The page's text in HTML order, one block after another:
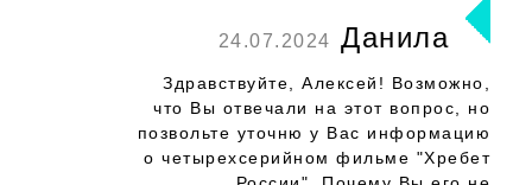
24.07.2024 Данила
Здравствуйте, Алексей! Возможно,
что Вы отвечали на этот вопрос, но
позвольте уточню у Вас информацию
о четырехсерийном фильме "Хребет